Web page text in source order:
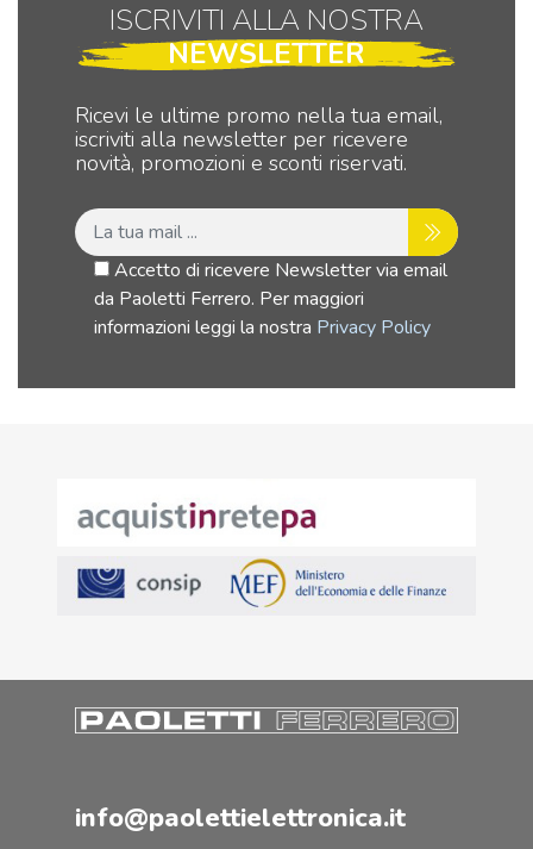
ISCRIVITI ALLA NOSTRA
NEWSLETTER
Ricevi le ultime promo nella tua email,
iscriviti alla newsletter per ricevere
novità, promozioni e sconti riservati.
Accetto di ricevere Newsletter via email
da Paoletti Ferrero. Per maggiori
informazioni leggi la nostra Privacy Policy
info@paolettielettronica.it